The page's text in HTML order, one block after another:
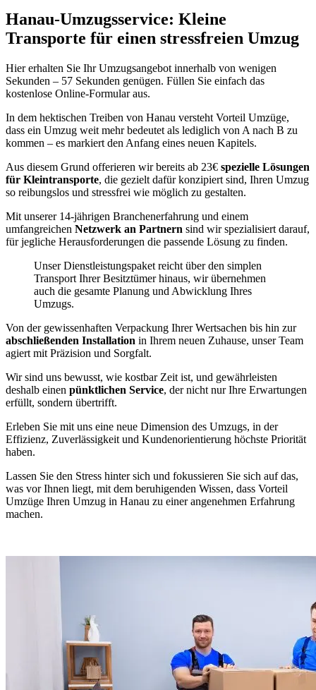
Hanau-Umzugsservice: Kleine
Transporte für einen stressfreien Umzug
Hier erhalten Sie Ihr Umzugsangebot innerhalb von wenigen
Sekunden – 57 Sekunden genügen. Füllen Sie einfach das
kostenlose Online-Formular aus.
In dem hektischen Treiben von Hanau versteht Vorteil Umzüge,
dass ein Umzug weit mehr bedeutet als lediglich von A nach B zu
kommen – es markiert den Anfang eines neuen Kapitels.
Aus diesem Grund offerieren wir bereits ab 23€ spezielle Lösungen
für Kleintransporte, die gezielt dafür konzipiert sind, Ihren Umzug
so reibungslos und stressfrei wie möglich zu gestalten.
Mit unserer 14-jährigen Branchenerfahrung und einem
umfangreichen Netzwerk an Partnern sind wir spezialisiert darauf,
für jegliche Herausforderungen die passende Lösung zu finden.
Unser Dienstleistungspaket reicht über den simplen
Transport Ihrer Besitztümer hinaus, wir übernehmen
auch die gesamte Planung und Abwicklung Ihres
Umzugs.
Von der gewissenhaften Verpackung Ihrer Wertsachen bis hin zur
abschließenden Installation in Ihrem neuen Zuhause, unser Team
agiert mit Präzision und Sorgfalt.
Wir sind uns bewusst, wie kostbar Zeit ist, und gewährleisten
deshalb einen pünktlichen Service, der nicht nur Ihre Erwartungen
erfüllt, sondern übertrifft.
Erleben Sie mit uns eine neue Dimension des Umzugs, in der
Effizienz, Zuverlässigkeit und Kundenorientierung höchste Priorität
haben.
Lassen Sie den Stress hinter sich und fokussieren Sie sich auf das,
was vor Ihnen liegt, mit dem beruhigenden Wissen, dass Vorteil
Umzüge Ihren Umzug in Hanau zu einer angenehmen Erfahrung
machen.